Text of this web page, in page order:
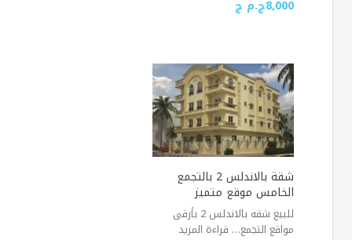
8,000ج.م ج
شقة بالاندلس 2 بالتجمع
الخامس موقع متميز
للبيع شقه بالاندلس 2 بأرقى
مواقع التجمع…قراءة المزيد